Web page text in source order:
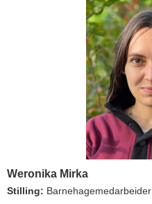
Weronika Mirka
Stilling: Barnehagemedarbeider